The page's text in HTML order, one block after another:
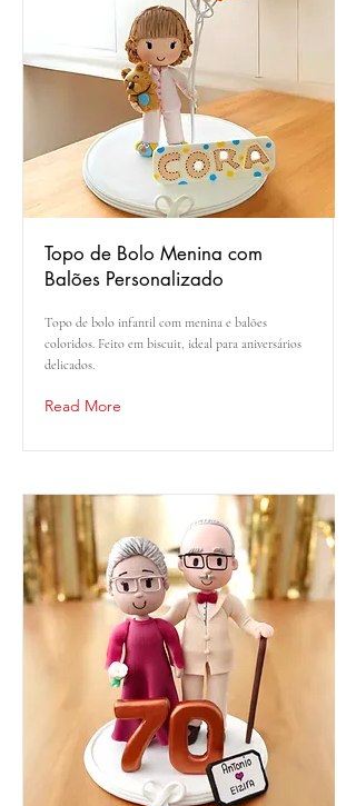
Topo de Bolo Menina com
Balões Personalizado
Topo de bolo infantil com menina e balões
coloridos. Feito em biscuit, ideal para aniversários
delicados.
Read More